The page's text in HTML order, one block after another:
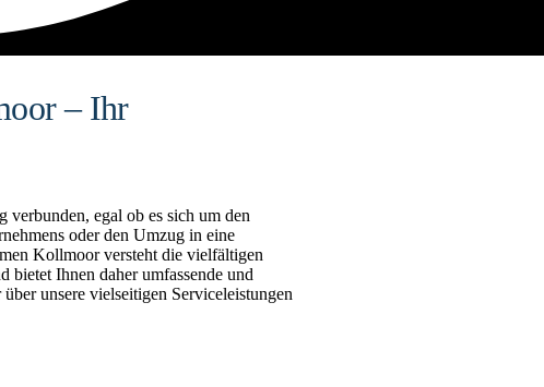
– Ihr
egal ob es sich um den
oder den Umzug in eine
Kollmoor versteht die vielfältigen
bietet Ihnen daher umfassende und
unsere vielseitigen Serviceleistungen